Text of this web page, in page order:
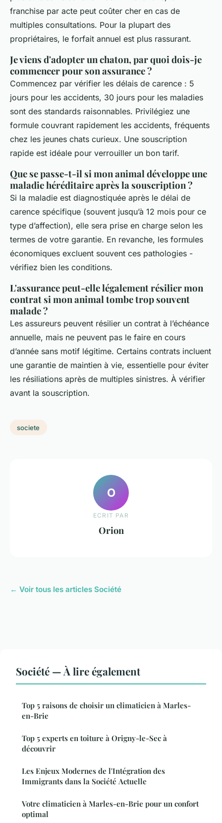
franchise par acte peut coûter cher en cas de
multiples consultations. Pour la plupart des
propriétaires, le forfait annuel est plus rassurant.
Je viens d'adopter un chaton, par quoi dois-je
commencer pour son assurance ?
Commencez par vérifier les délais de carence : 5
jours pour les accidents, 30 jours pour les maladies
sont des standards raisonnables. Privilégiez une
formule couvrant rapidement les accidents, fréquents
chez les jeunes chats curieux. Une souscription
rapide est idéale pour verrouiller un bon tarif.
Que se passe-t-il si mon animal développe une
maladie héréditaire après la souscription ?
Si la maladie est diagnostiquée après le délai de
carence spécifique (souvent jusqu’à 12 mois pour ce
type d’affection), elle sera prise en charge selon les
termes de votre garantie. En revanche, les formules
économiques excluent souvent ces pathologies -
vérifiez bien les conditions.
L'assurance peut-elle légalement résilier mon
contrat si mon animal tombe trop souvent
malade ?
Les assureurs peuvent résilier un contrat à l’échéance
annuelle, mais ne peuvent pas le faire en cours
d’année sans motif légitime. Certains contrats incluent
une garantie de maintien à vie, essentielle pour éviter
les résiliations après de multiples sinistres. À vérifier
avant la souscription.
societe
O
ECRIT PAR
Orion
← Voir tous les articles Société
Société — À lire également
Top 5 raisons de choisir un climaticien à Marles-
en-Brie
Top 5 experts en toiture à Origny-le-Sec à
découvrir
Les Enjeux Modernes de l'Intégration des
Immigrants dans la Société Actuelle
Votre climaticien à Marles-en-Brie pour un confort
optimal